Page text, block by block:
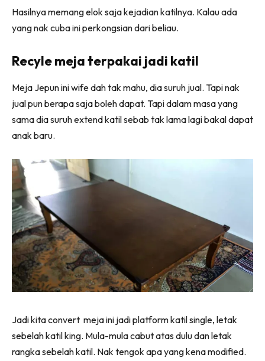
Landed
Buat Sendiri
Ilham Impiana
Ilham Impiana 360
Ilham Impiana Inspirasi Selebriti
Impiana MakeOver
Lahar Dekor
Sembang Laman
Tip Impiana
Tip Laman
Hasilnya memang elok saja kejadian katilnya. Kalau ada
yang nak cuba ini perkongsian dari beliau.
Recyle meja terpakai jadi katil
Meja Jepun ini wife dah tak mahu, dia suruh jual. Tapi nak
jual pun berapa saja boleh dapat. Tapi dalam masa yang
sama dia suruh extend katil sebab tak lama lagi bakal dapat
anak baru.
Jadi kita convert meja ini jadi platform katil single, letak
sebelah katil king. Mula-mula cabut atas dulu dan letak
rangka sebelah katil. Nak tengok apa yang kena modified.